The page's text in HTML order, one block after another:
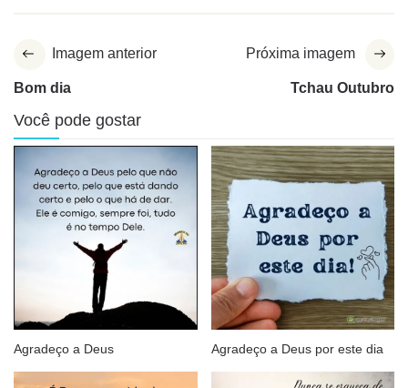
Imagem anterior
Bom dia
Próxima imagem
Tchau Outubro
Você pode gostar
Agradeço a Deus Agradeço a Deus por este dia